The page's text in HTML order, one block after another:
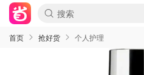
首页 抢好货 个人护理